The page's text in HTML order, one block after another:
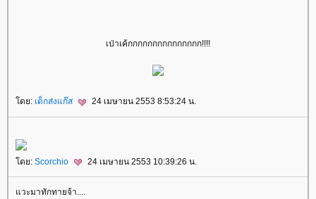
เป่าเค้กกกกกกกกกกกกกกก!!!!
โดย: เด็กส่งแก๊ส 24 เมษายน 2553 8:53:24 น.
โดย: Scorchio 24 เมษายน 2553 10:39:26 น.
แวะมาทักทายจ้า....